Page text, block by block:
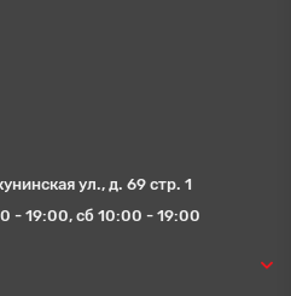
ул., д. 69 стр. 1
- 19:00, сб 10:00 - 19:00